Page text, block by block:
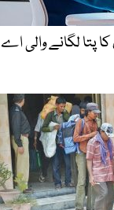
پتا لگانے والی اے